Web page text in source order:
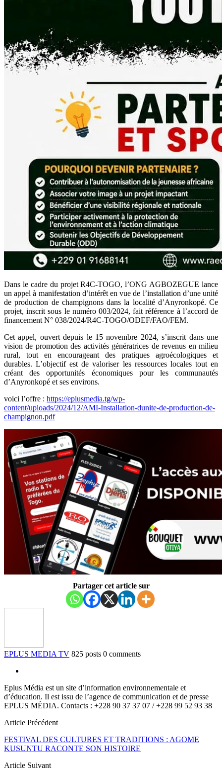
Dans le cadre du projet R4C-TOGO, l’ONG AGBOZEGUE lance
un appel à manifestation d’intérêt en vue de l’installation d’une unité
de production de champignons dans la localité d’Anyronkopé. Ce
projet, inscrit sous le numéro 003/2024, fait référence à l’accord de
financement N° 038/2024/R4C-TOGO/ODEF/FAO/FEM.
Cet appel, ouvert depuis le 15 novembre 2024, s’inscrit dans une
vision de promotion des activités génératrices de revenus en milieu
rural, tout en encourageant des pratiques agroécologiques et
durables. L’objectif est de valoriser les ressources locales tout en
créant des opportunités économiques pour les communautés
d’Anyronkopé et ses environs.
voici l’offre : https://eplusmedia.tg/wp-
content/uploads/2024/12/AMI-Installation-dunite-de-production-de-
champignon.pdf
Partager cet article sur
EPLUS MEDIA TV 825 posts 0 comments
Eplus Média est un site d’information environnementale et
d’éducation. Il est issu de l’agence de communication et de presse
EPLUS MÉDIA. Contacts : +228 90 37 37 07 / +228 99 52 93 38
Article Précédent
FESTIVAL DES CULTURES ET TRADITIONS : AGOME
KUSUNTU RACONTE SON HISTOIRE
Article Suivant